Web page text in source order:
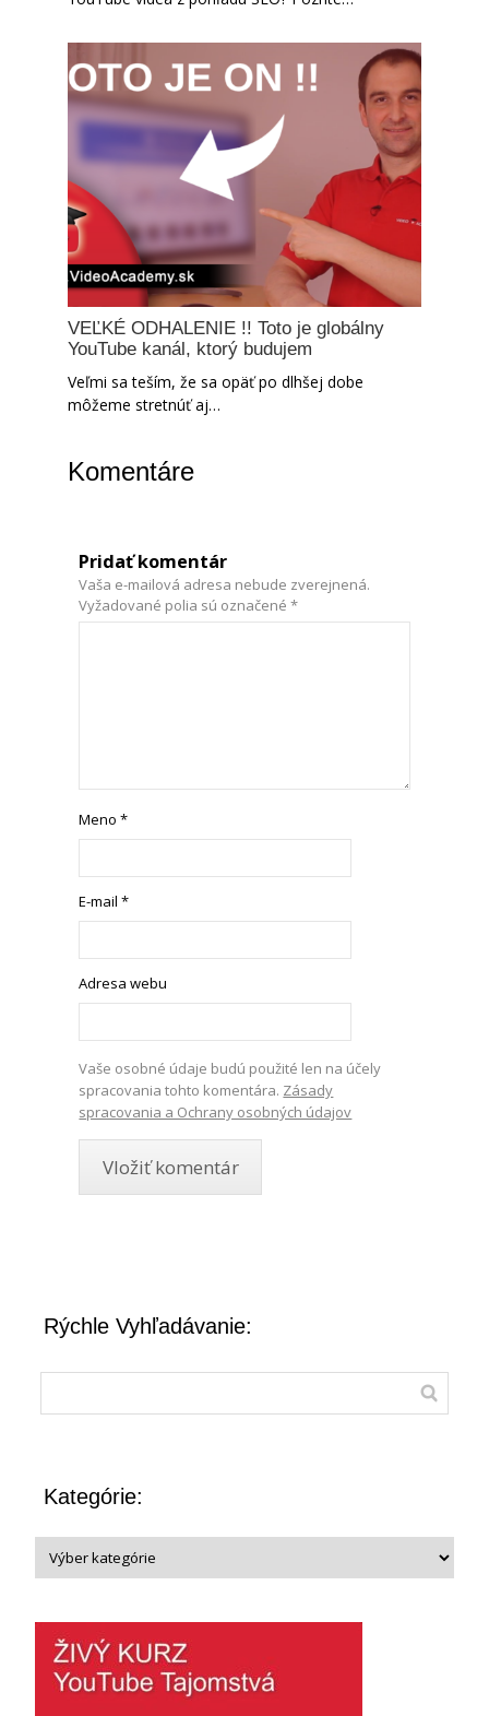
VEĽKÉ ODHALENIE !! Toto je globálny
YouTube kanál, ktorý budujem
Veľmi sa teším, že sa opäť po dlhšej dobe
môžeme stretnúť aj…
Komentáre
Pridať komentár
Vaša e-mailová adresa nebude zverejnená.
Vyžadované polia sú označené*
Meno*
E-mail*
Adresa webu
Vaše osobné údaje budú použité len na účely
spracovania tohto komentára. Zásady
spracovania a Ochrany osobných údajov
Rýchle Vyhľadávanie:
Kategórie: